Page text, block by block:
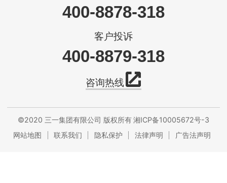
400-8878-318
客户投诉
400-8879-318
咨询热线
©2020 三一集团有限公司 版权所有湘ICP备10005672号-3
网站地图
联系我们 隐私保护 法律声明 广告法声明